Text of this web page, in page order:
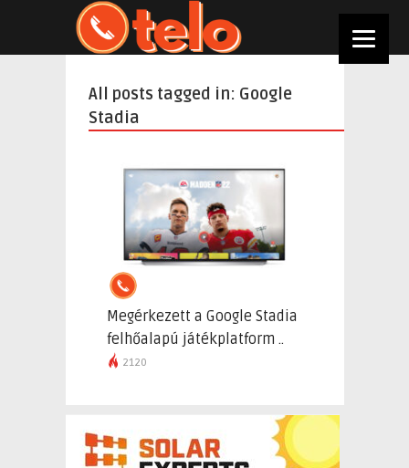
All posts tagged in: Google
Stadia
Megérkezett a Google Stadia
felhőalapú játékplatform ..
2120